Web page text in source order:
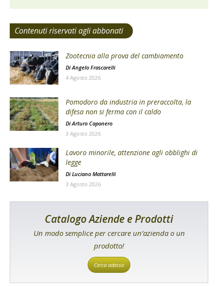
Contenuti riservati agli abbonati
Zootecnia alla prova del cambiamento
DiAngelo Frascarelli
4 Agosto 2026
Pomodoro da industria in preraccolta, la
difesa non si ferma con il caldo
Di Arturo Caponero
3 Agosto 2026
Lavoro minorile, attenzione agli obblighi di
legge
Di Luciano Mattarelli
3 Agosto 2026
Catalogo Aziende e Prodotti
Un modo semplice per cercare un’azienda o un
prodotto!
Cerca adesso